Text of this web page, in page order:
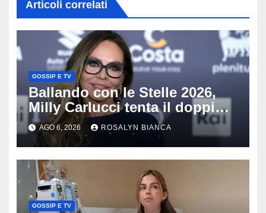
Articoli correlati
GOSSIP E TV
Ballando con le Stelle 2026,
Milly Carlucci tenta il doppio
colpo: tra i papabili Ornella
Muti e Monica Guerritore
AGO 6, 2026 ROSALYN BIANCA
GOSSIP E TV